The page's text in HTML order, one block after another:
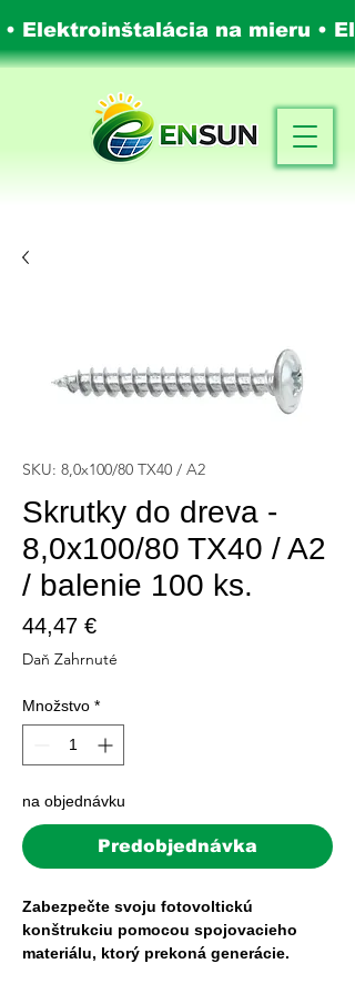
Elektroinštalácia na mieru •
SKU: 8,0x100/80 TX40 / A2
Skrutky do dreva -
8,0x100/80 TX40 / A2
/ balenie 100 ks.
44,47 €Price
Daň Zahrnuté
Množstvo *
na objednávku
Predobjednávka
Zabezpečte svoju fotovoltickú
konštrukciu pomocou spojovacieho
materiálu, ktorý prekoná generácie.